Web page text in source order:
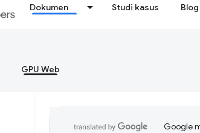
Dokumen Studi kasus Blog
GPU Web
Google